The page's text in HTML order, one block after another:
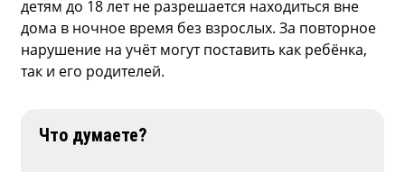
детям до 18 лет не разрешается находиться вне
дома в ночное время без взрослых. За повторное
нарушение на учёт могут поставить как ребёнка,
так и его родителей.